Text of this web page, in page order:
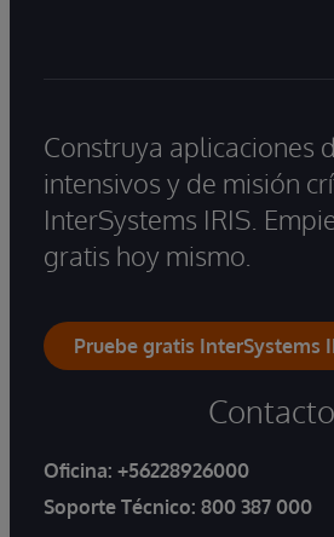
Construya aplicaciones
intensivos y de misión
InterSystems IRIS.
gratis hoy mismo.
Pruebe gratis InterSystems
Contacto
Oficina: +56228926000
Soporte Técnico: 800 387 000